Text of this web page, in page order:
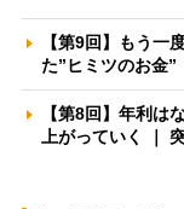
【第9回】もう
た”ヒミツのお金
【第8回】年利
上がっていく ｜